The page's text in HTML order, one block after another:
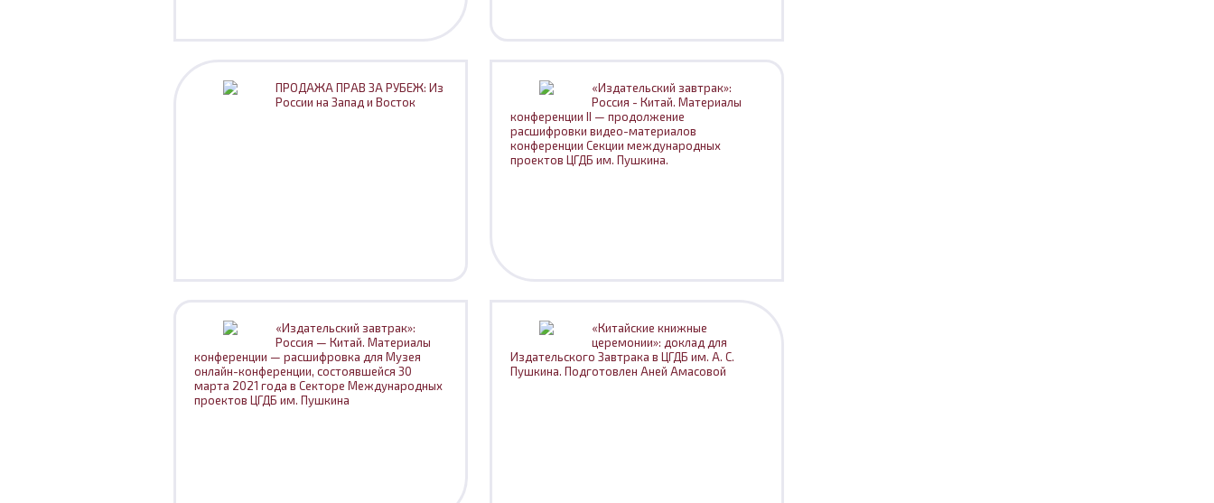
ПРОДАЖА ПРАВ ЗА РУБЕЖ: Из
России на Запад и Восток
«Издательский завтрак»:
Россия - Китай. Материалы
конференции II — продолжение
расшифровки видео-материалов
конференции Секции международных
проектов ЦГДБ им. Пушкина.
«Издательский завтрак»:
Россия — Китай. Материалы
конференции — расшифровка для Музея
онлайн-конференции, состоявшейся 30
марта 2021 года в Секторе Международных
проектов ЦГДБ им. Пушкина
«Китайские книжные
церемонии»: доклад для
Издательского Завтрака в ЦГДБ им. А. С.
Пушкина. Подготовлен Аней Амасовой